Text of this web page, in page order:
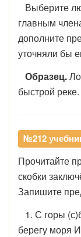
Выберите
главным
дополните
уточняли бы
Образец.
быстрой реке.
№212
Прочитайте
скобки
Запишите
1. С горы
берегу моря